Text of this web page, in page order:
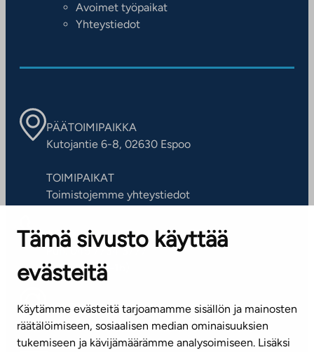
Tämä sivusto käyttää
evästeitä
Käytämme evästeitä tarjoamamme sisällön ja mainosten
räätälöimiseen, sosiaalisen median ominaisuuksien
tukemiseen ja kävijämäärämme analysoimiseen. Lisäksi
Avoimet työpaikat
Yhteystiedot
PÄÄTOIMIPAIKKA
Kutojantie 6-8, 02630 Espoo
TOIMIPAIKAT
Toimistojemme yhteystiedot
ASIAKASPALVELUKESKUS
Puh. 045 7734 3777
(arkisin klo 8-16)
info@ta.fi